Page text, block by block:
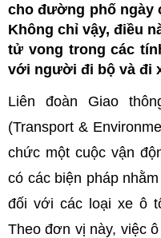
cho đường phố ngày
Không chỉ vậy, điều
tử vong trong các
với người đi bộ và đi
Liên đoàn Giao
(Transport &
chức một cuộc vận
có các biện pháp
đối với các loại xe ô
Theo đơn vị này, việc